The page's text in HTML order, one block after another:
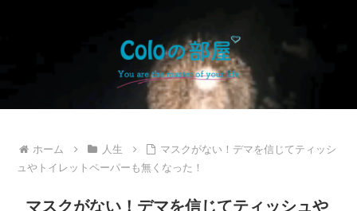
ホーム 人生
マスクがない！デマを信じてティッシ
ュやトイレットペーパーも無くなった！
マスクがない！デマを信じてティッシュや